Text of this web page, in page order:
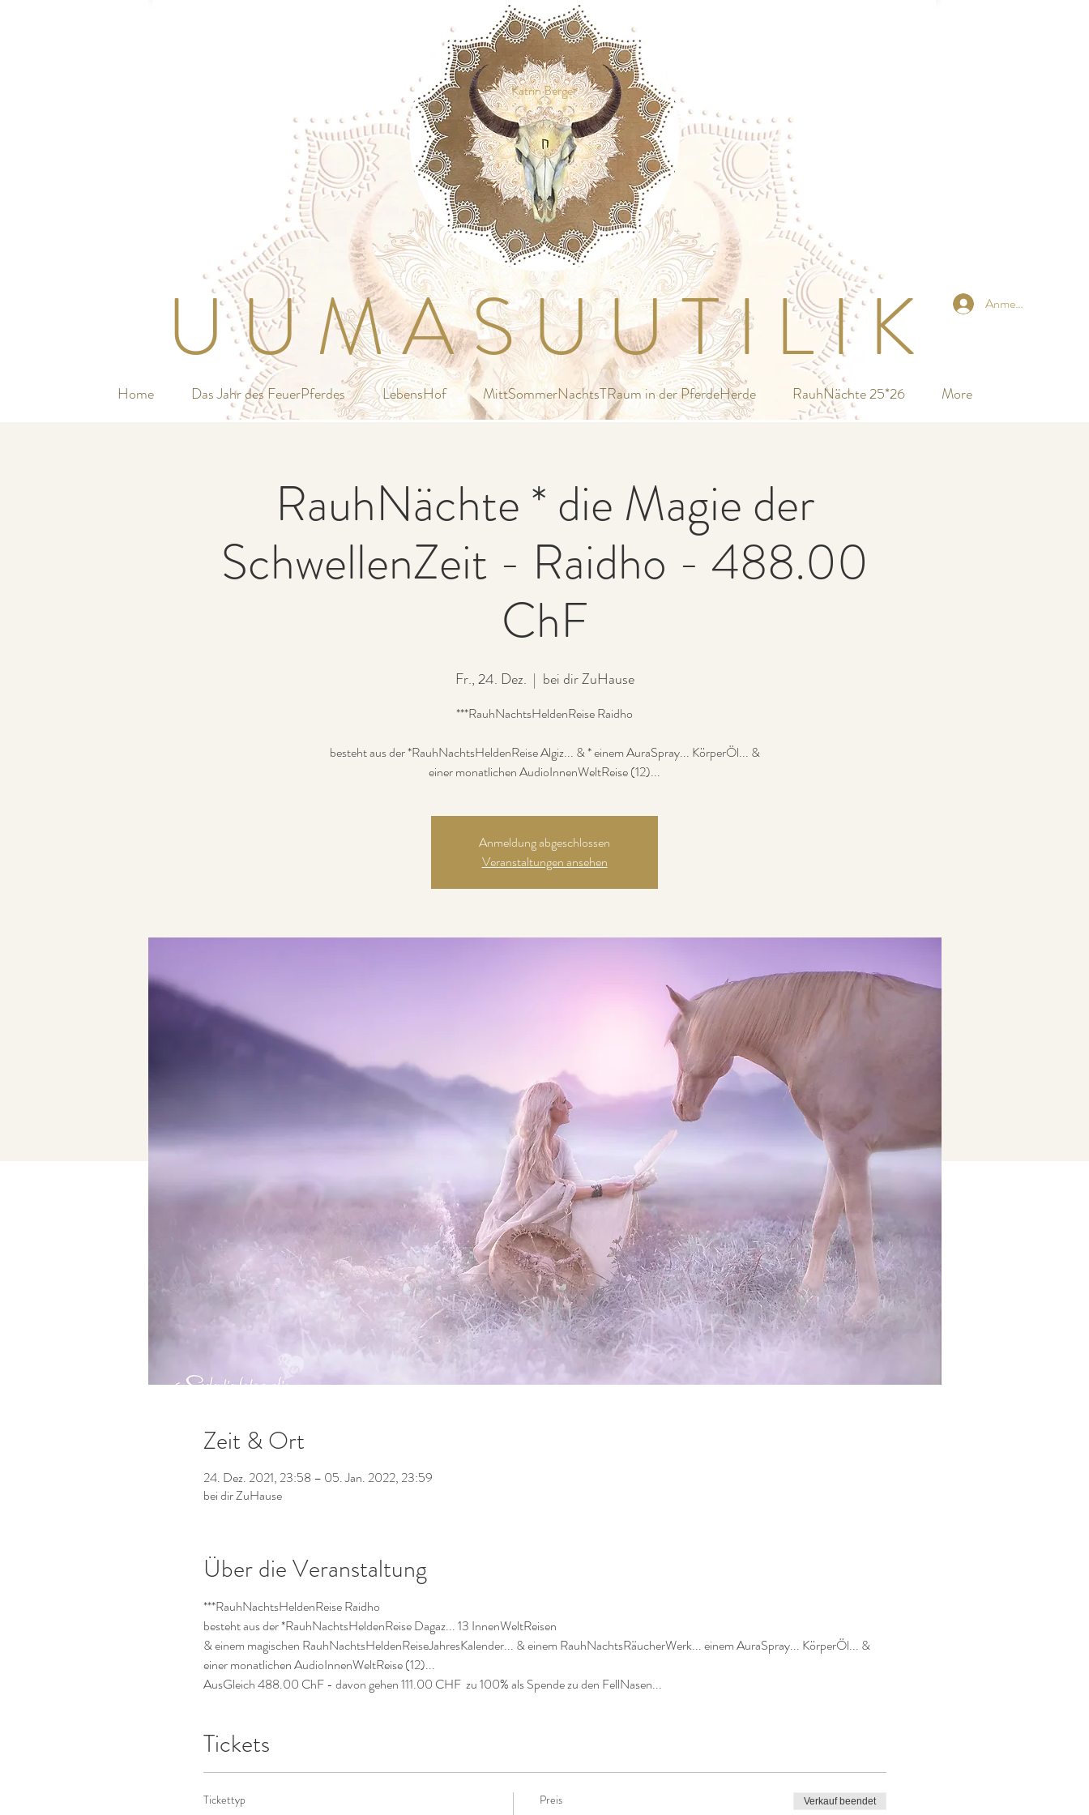
Katrin Berger
U U M A S U U T I L I K Anmelden
Home Das Jahr des FeuerPferdes LebensHof MittSommerNachtsTRaum in der PferdeHerde RauhNächte 25*26 More
RauhNächte * die Magie der
SchwellenZeit - Raidho - 488.00
ChF
Fr., 24. Dez.
  |
bei dir ZuHause
***RauhNachtsHeldenReise Raidho
besteht aus der *RauhNachtsHeldenReise Algiz... & * einem AuraSpray... KörperÖl... &
einer monatlichen AudioInnenWeltReise (12)...
Anmeldung abgeschlossen
Veranstaltungen ansehen
Zeit & Ort
24. Dez. 2021, 23:58 – 05. Jan. 2022, 23:59
bei dir ZuHause
Über die Veranstaltung
***RauhNachtsHeldenReise Raidho
besteht aus der *RauhNachtsHeldenReise Dagaz... 13 InnenWeltReisen
& einem magischen RauhNachtsHeldenReiseJahresKalender... & einem RauhNachtsRäucherWerk... einem AuraSpray... KörperÖl... &
einer monatlichen AudioInnenWeltReise (12)...
AusGleich 488.00 ChF - davon gehen 111.00 CHF  zu 100% als Spende zu den FellNasen...
Tickets
Tickettyp Preis Verkauf beendet